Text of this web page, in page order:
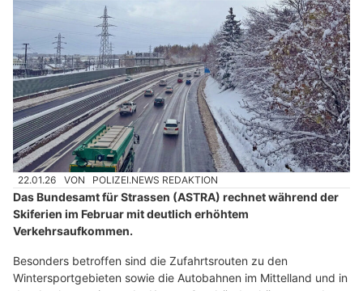
22.01.26 VON POLIZEI.NEWS REDAKTION
Das Bundesamt für Strassen (ASTRA) rechnet während der
Skiferien im Februar mit deutlich erhöhtem
Verkehrsaufkommen.
Besonders betroffen sind die Zufahrtsrouten zu den
Wintersportgebieten sowie die Autobahnen im Mittelland und in